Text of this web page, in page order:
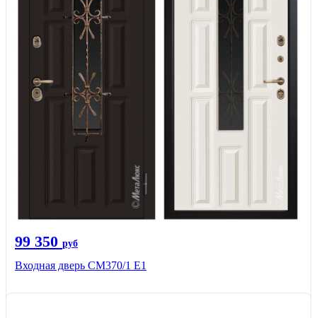
99 350 руб
Входная дверь СМ370/1 Е1